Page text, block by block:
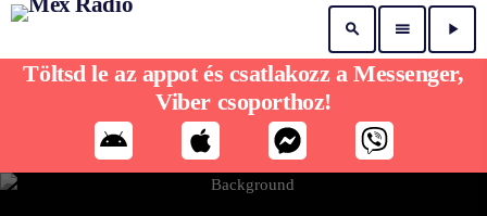
search menu play_arrow
Töltsd le az appot és csatlakozz a Messenger,
Viber csoporthoz!